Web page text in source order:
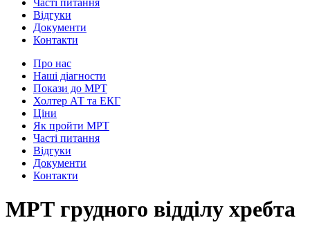
Часті питання
Відгуки
Документи
Контакти
Про нас
Наші діагности
Покази до МРТ
Холтер АТ та ЕКГ
Ціни
Як пройти МРТ
Часті питання
Відгуки
Документи
Контакти
МРТ грудного відділу хребта